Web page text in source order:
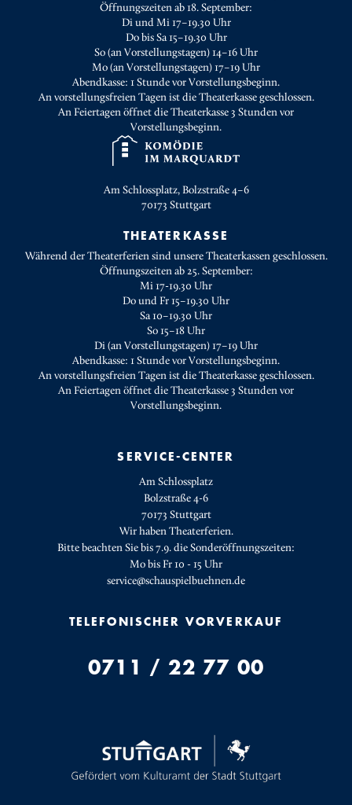
Öffnungszeiten ab 18. September:
Di und Mi 17–19.30 Uhr
Do bis Sa 15–19.30 Uhr
So (an Vorstellungstagen) 14–16 Uhr
Mo (an Vorstellungstagen) 17–19 Uhr
Abendkasse: 1 Stunde vor Vorstellungsbeginn.
An vorstellungsfreien Tagen ist die Theaterkasse geschlossen.
An Feiertagen öffnet die Theaterkasse 3 Stunden vor
Vorstellungsbeginn.
Am Schlossplatz, Bolzstraße 4–6
70173 Stuttgart
THEATERKASSE
Während der Theaterferien sind unsere Theaterkassen geschlossen.
Öffnungszeiten ab 25. September:
Mi 17-19.30 Uhr
Do und Fr 15–19.30 Uhr
Sa 10–19.30 Uhr
So 15–18 Uhr
Di (an Vorstellungstagen) 17–19 Uhr
Abendkasse: 1 Stunde vor Vorstellungsbeginn.
An vorstellungsfreien Tagen ist die Theaterkasse geschlossen.
An Feiertagen öffnet die Theaterkasse 3 Stunden vor
Vorstellungsbeginn.
SERVICE-CENTER
Am Schlossplatz
Bolzstraße 4-6
70173 Stuttgart
Wir haben Theaterferien.
Bitte beachten Sie bis 7.9. die Sonderöffnungszeiten:
Mo bis Fr 10 - 15 Uhr
service@schauspielbuehnen.de
TELEFONISCHER VORVERKAUF
0711 / 22 77 00